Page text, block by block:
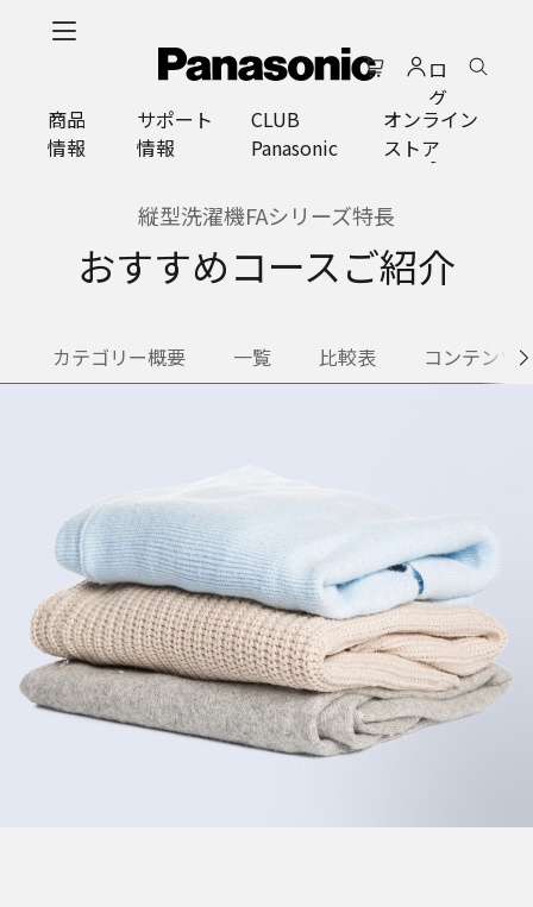
ロ
グ
イ
ン
商品
情報
サポート
情報
CLUB
Panasonic
オンライン
ストア
縦型洗濯機FAシリーズ特長
おすすめコースご紹介
カテゴリー概要 一覧 比較表 コンテンツ